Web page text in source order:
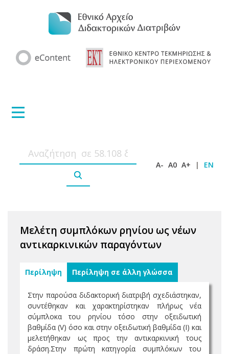
A- A0 A+ | EN
Μελέτη συμπλόκων ρηνίου ως νέων
αντικαρκινικών παραγόντων
Περίληψη Περίληψη σε άλλη γλώσσα
Στην παρούσα διδακτορική διατριβή σχεδιάστηκαν,
συντέθηκαν και χαρακτηρίστηκαν πλήρως νέα
σύμπλοκα του ρηνίου τόσο στην οξειδωτική
βαθμίδα (V) όσο και στην οξειδωτική βαθμίδα (Ι) και
μελετήθηκαν ως προς την αντικαρκινική τους
δράση.Στην πρώτη κατηγορία συμπλόκων του